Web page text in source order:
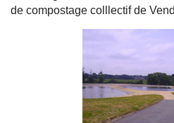
de compostage colllectif de